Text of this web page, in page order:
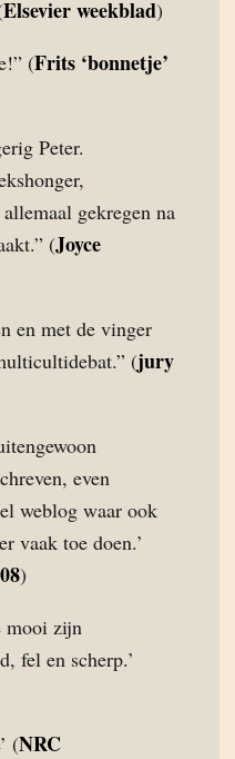
Elsevier weekblad)
(Frits ‘bonnetje’
Peter.
gekregen na
(Joyce
en met de vinger
(jury
even
weblog waar ook
vaak toe doen.’
)
mooi zijn
fel en scherp.’
(NRC